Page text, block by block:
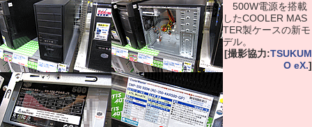
500W電源を搭載
したCOOLER MAS
TER製ケースの新モ
デル。
[撮影協力:TSUKUM
O eX.]